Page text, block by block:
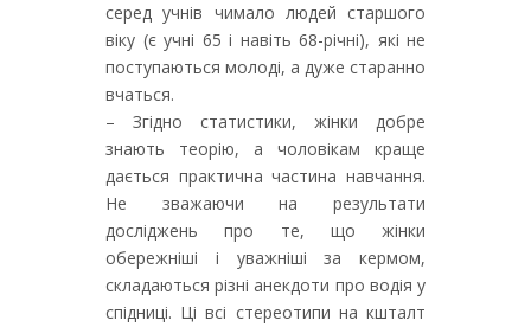
серед учнів чимало людей старшого
віку (є учні 65 і навіть 68-річні), які не
поступаються молоді, а дуже старанно
вчаться.
– Згідно статистики, жінки добре
знають теорію, а чоловікам краще
дається практична частина навчання.
Не зважаючи на результати
досліджень про те, що жінки
обережніші і уважніші за кермом,
складаються різні анекдоти про водія у
спідниці. Ці всі стереотипи на кшталт